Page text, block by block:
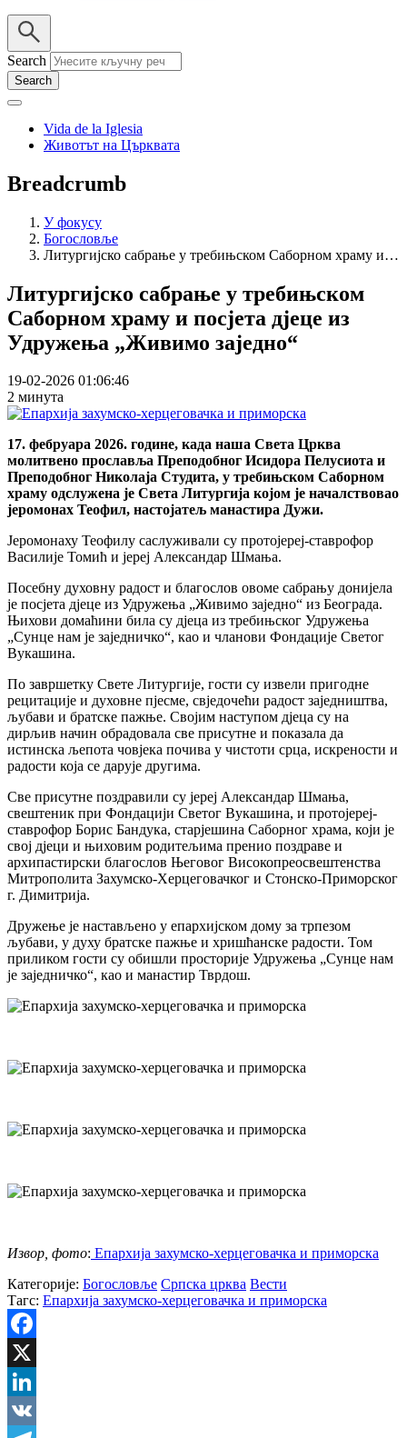
Search
Vida de la Iglesia
Животът на Църквата
Breadcrumb
У фокусу
Богословље
Литургијско сабрање у требињском Саборном храму и…
Литургијско сабрање у требињском
Саборном храму и посјета дјеце из
Удружења „Живимо заједно“
19-02-2026 01:06:46
2 минута
17. фебруара 2026. године, када наша Света Црква
молитвено прославља Преподобног Исидора Пелусиота и
Преподобног Николаја Студита, у требињском Саборном
храму одслужена је Света Литургија којом је началствовао
јеромонах Теофил, настојатељ манастира Дужи.
Јеромонаху Теофилу саслуживали су протојереј-ставрофор
Василије Томић и јереј Александар Шмања.
Посебну духовну радост и благослов овоме сабрању донијела
је посјета дјеце из Удружења „Живимо заједно“ из Београда.
Њихови домаћини била су дјеца из требињског Удружења
„Сунце нам је заједничко“, као и чланови Фондације Светог
Вукашина.
По завршетку Свете Литургије, гости су извели пригодне
рецитације и духовне пјесме, свједочећи радост заједништва,
љубави и братске пажње. Својим наступом дјеца су на
дирљив начин обрадовала све присутне и показала да
истинска љепота човјека почива у чистоти срца, искрености и
радости која се дарује другима.
Све присутне поздравили су јереј Александар Шмања,
свештеник при Фондацији Светог Вукашина, и протојереј-
ставрофор Борис Бандука, старјешина Саборног храма, који је
свој дјеци и њиховим родитељима пренио поздраве и
архипастирски благослов Његовог Високопреосвештенства
Митрополита Захумско-Херцеговачког и Стонско-Приморског
г. Димитрија.
Дружење је настављено у епархијском дому за трпезом
љубави, у духу братске пажње и хришћанске радости. Том
приликом гости су обишли просторије Удружења „Сунце нам
је заједничко“, као и манастир Тврдош.
Извор, фото: Епархија захумско-херцеговачка и приморска
Категорије: Богословље Српска црква Вести
Тагс: Епархија захумско-херцеговачка и приморска
Facebook
X
LinkedIn